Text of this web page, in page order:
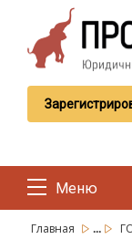
Меню
Главная ...